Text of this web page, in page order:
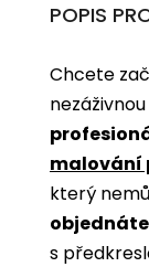
POPIS
Chcete
malování
který
s